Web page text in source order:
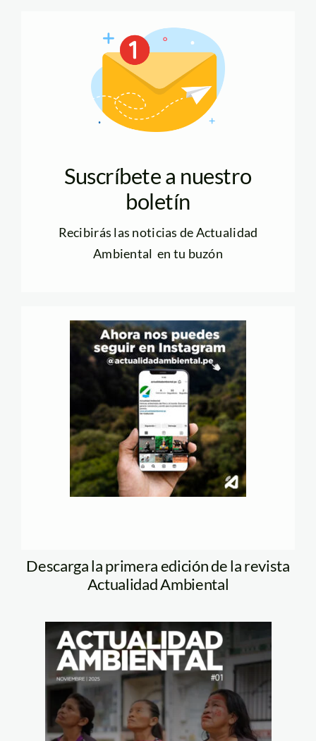
Suscríbete a nuestro
boletín
Recibirás las noticias de Actualidad
Ambiental en tu buzón
Descarga la primera edición de la revista
Actualidad Ambiental